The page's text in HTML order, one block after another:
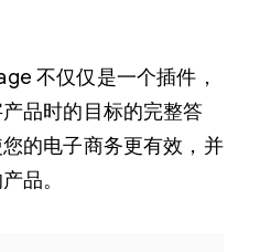
不仅仅是一个插件，
品时的目标的完整答
的电子商务更有效，并
品。